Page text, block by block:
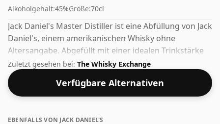
Alkoholgehalt:45%Größe:70cl
Jack Daniel's Master Distiller ist eine Abfüllung von Jack
Daniel's, einem amerikanischen Whisky ohne
Altersangabe. Abgefüllt mit einer idealen Trinkstärke
von 45 %, der perfekten Menge, um die Textur und das
Mundgefühl der Spirituose zu genießen.
Zuletzt gesehen bei: The Whisky Exchange
Verfügbare Alternativen
EBENFALLS VON JACK DANIEL'S